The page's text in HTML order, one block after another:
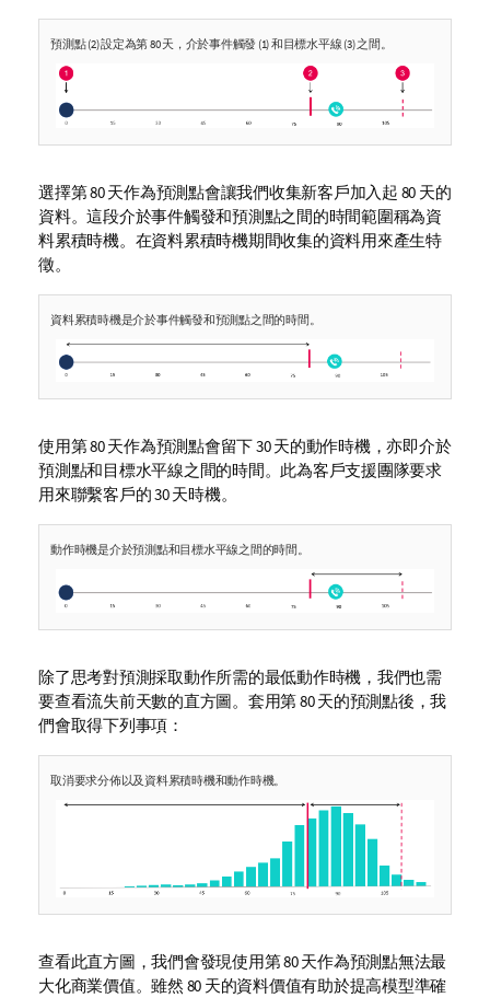
預測點 (2) 設定為第 80 天，介於事件觸發 (1) 和目標水平線 (3) 之間。
選擇第 80 天作為預測點會讓我們收集新客戶加入起 80 天的
資料。這段介於事件觸發和預測點之間的時間範圍稱為資
料累積時機。在資料累積時機期間收集的資料用來產生特
徵。
資料累積時機是介於事件觸發和預測點之間的時間。
使用第 80 天作為預測點會留下 30 天的動作時機，亦即介於
預測點和目標水平線之間的時間。此為客戶支援團隊要求
用來聯繫客戶的 30 天時機。
動作時機是介於預測點和目標水平線之間的時間。
除了思考對預測採取動作所需的最低動作時機，我們也需
要查看流失前天數的直方圖。套用第 80 天的預測點後，我
們會取得下列事項：
取消要求分佈以及資料累積時機和動作時機。
查看此直方圖，我們會發現使用第 80 天作為預測點無法最
大化商業價值。雖然 80 天的資料價值有助於提高模型準確